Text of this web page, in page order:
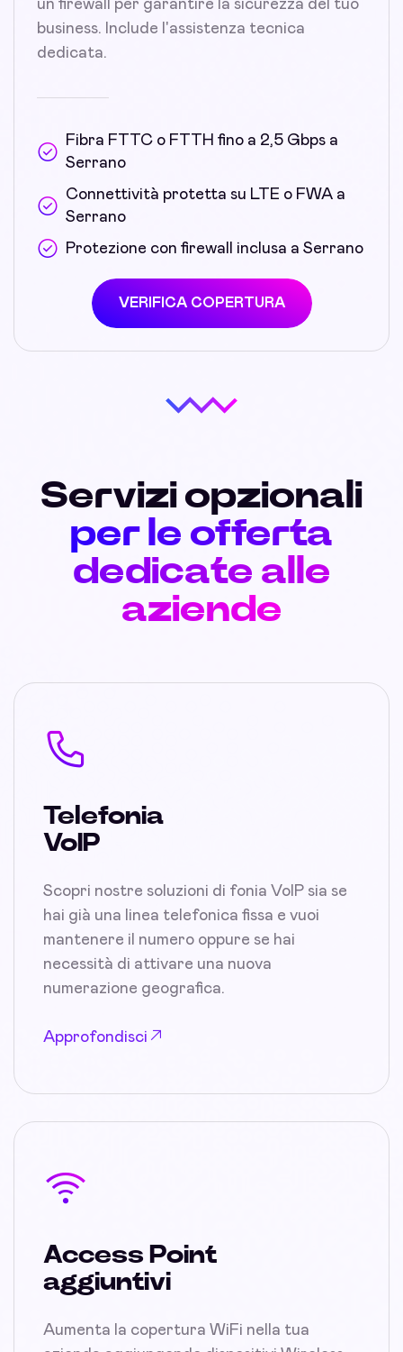
un firewall per garantire la sicurezza del tuo
business. Include l'assistenza tecnica
dedicata.
Fibra FTTC o FTTH fino a 2,5 Gbps a
Serrano
Connettività protetta su LTE o FWA a
Serrano
Protezione con firewall inclusa a Serrano
VERIFICA COPERTURA
Servizi opzionali
per le offerta
dedicate alle
aziende
Telefonia
VoIP
Scopri nostre soluzioni di fonia VoIP sia se
hai già una linea telefonica fissa e vuoi
mantenere il numero oppure se hai
necessità di attivare una nuova
numerazione geografica.
Approfondisci
Access Point
aggiuntivi
Aumenta la copertura WiFi nella tua